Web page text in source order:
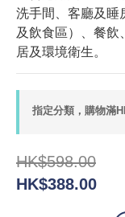
洗手間、客廳及睡
及飲食區）、餐飲
居及環境衛生。
指定分類，購物滿
HK$598.00
HK$388.00